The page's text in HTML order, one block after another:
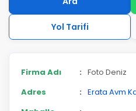
Yol Tarifi
Firma Adı : Foto Deniz
Adres
: Erata Avm